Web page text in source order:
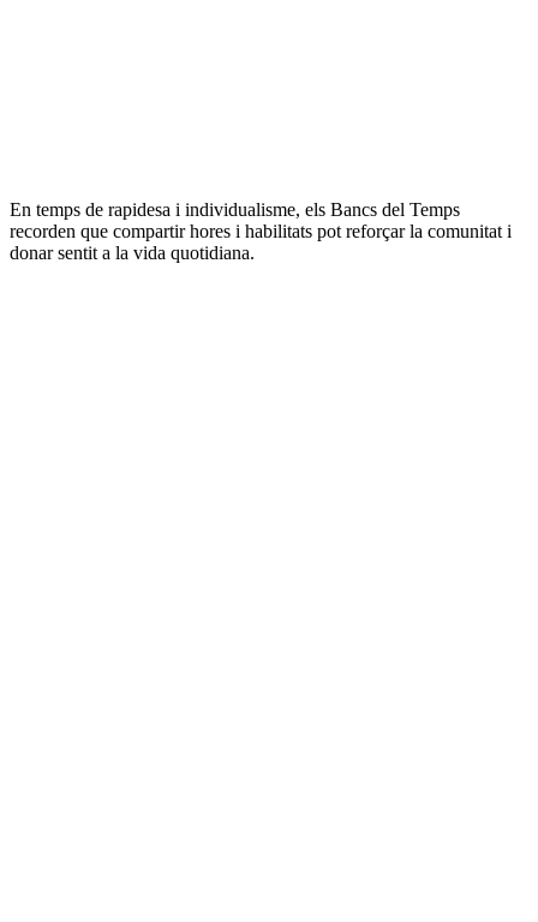
En temps de rapidesa i individualisme, els Bancs del Temps
recorden que compartir hores i habilitats pot reforçar la comunitat i
donar sentit a la vida quotidiana.